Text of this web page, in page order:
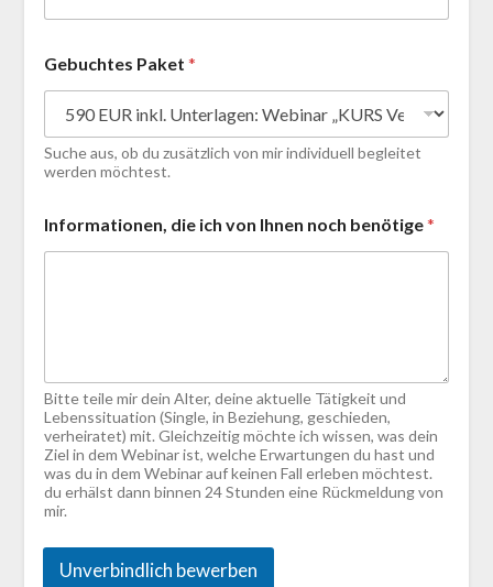
a
m
d
i
e
o
s
t
a
h
l
Gebuchtes Paket *
Suche aus, ob du zusätzlich von mir individuell begleitet
werden möchtest.
Informationen, die ich von Ihnen noch benötige*
Bitte teile mir dein Alter, deine aktuelle Tätigkeit und
Lebenssituation (Single, in Beziehung, geschieden,
verheiratet) mit. Gleichzeitig möchte ich wissen, was dein
Ziel in dem Webinar ist, welche Erwartungen du hast und
was du in dem Webinar auf keinen Fall erleben möchtest.
du erhälst dann binnen 24 Stunden eine Rückmeldung von
mir.
Unverbindlich bewerben